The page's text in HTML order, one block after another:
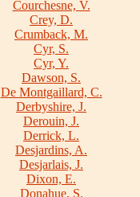
Courchesne, V.
Crey, D.
Crumback, M.
Cyr, S.
Cyr, Y.
Dawson, S.
De Montgaillard, C.
Derbyshire, J.
Derouin, J.
Derrick, L.
Desjardins, A.
Desjarlais, J.
Dixon, E.
Donahue, S.